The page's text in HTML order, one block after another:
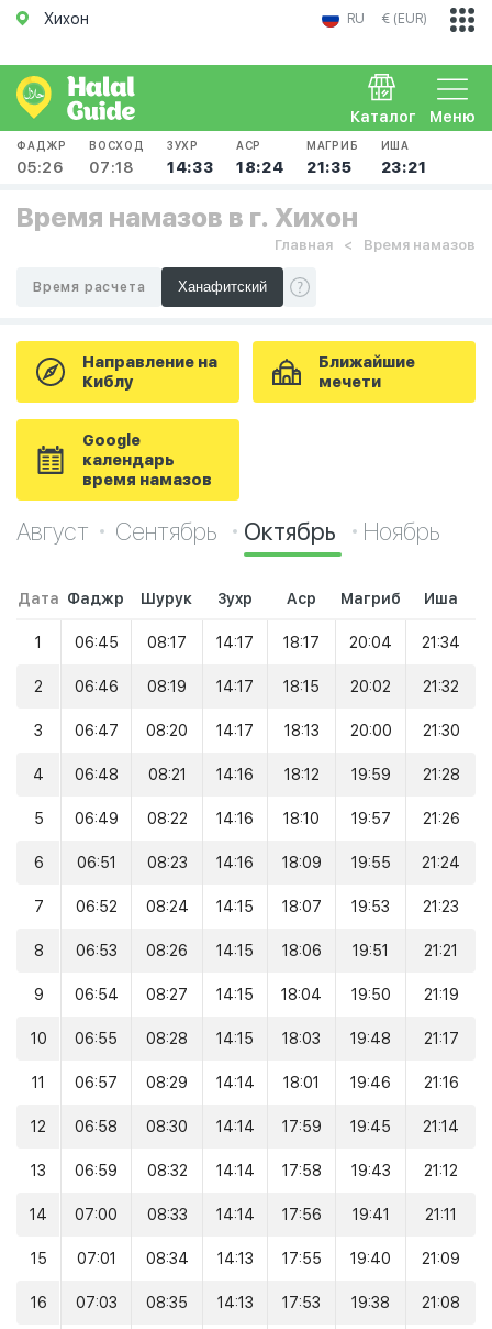
Хихон RU € (EUR)
Меню
Каталог
ФАДЖР
05:26
ВОСХОД
07:18
ЗУХР
14:33
АСР
18:24
МАГРИБ
21:35
ИША
23:21
Время намазов в г. Хихон
Главная Время намазов
Время расчета
Направление на
Киблу
Ближайшие
мечети
Google
календарь
время намазов
Август Сентябрь Октябрь Ноябрь
Дата Фаджр Шурук Зухр Аср Магриб Иша
1 06:45 08:17 14:17 18:17 20:04 21:34
2 06:46 08:19 14:17 18:15 20:02 21:32
3 06:47 08:20 14:17 18:13 20:00 21:30
4 06:48 08:21 14:16 18:12 19:59 21:28
5 06:49 08:22 14:16 18:10 19:57 21:26
6 06:51 08:23 14:16 18:09 19:55 21:24
7 06:52 08:24 14:15 18:07 19:53 21:23
8 06:53 08:26 14:15 18:06 19:51 21:21
9 06:54 08:27 14:15 18:04 19:50 21:19
10 06:55 08:28 14:15 18:03 19:48 21:17
11 06:57 08:29 14:14 18:01 19:46 21:16
12 06:58 08:30 14:14 17:59 19:45 21:14
13 06:59 08:32 14:14 17:58 19:43 21:12
14 07:00 08:33 14:14 17:56 19:41 21:11
15 07:01 08:34 14:13 17:55 19:40 21:09
16 07:03 08:35 14:13 17:53 19:38 21:08